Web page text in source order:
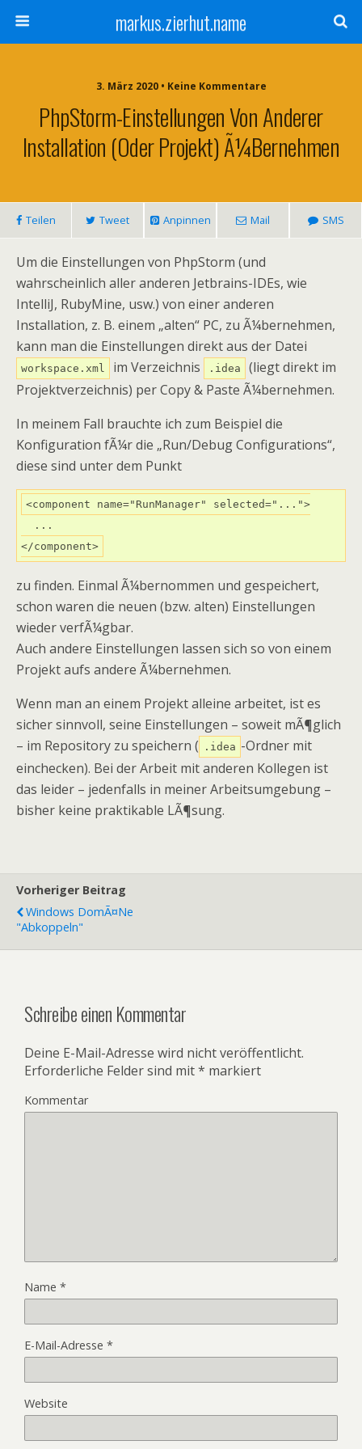
markus.zierhut.name
3. März 2020 • Keine Kommentare
PhpStorm-Einstellungen Von Anderer
Installation (oder Projekt) Ã¼bernehmen
Teilen Tweet Anpinnen Mail SMS
Um die Einstellungen von PhpStorm (und
wahrscheinlich aller anderen Jetbrains-IDEs, wie
IntelliJ, RubyMine, usw.) von einer anderen
Installation, z. B. einem „alten“ PC, zu Ã¼bernehmen,
kann man die Einstellungen direkt aus der Datei
workspace.xml im Verzeichnis .idea
(liegt direkt im
Projektverzeichnis) per Copy & Paste Ã¼bernehmen.
In meinem Fall brauchte ich zum Beispiel die
Konfiguration fÃ¼r die „Run/Debug Configurations“,
diese sind unter dem Punkt
<component name="RunManager" selected="...">
  ...
</component>
zu finden. Einmal Ã¼bernommen und gespeichert,
schon waren die neuen (bzw. alten) Einstellungen
wieder verfÃ¼gbar.
Auch andere Einstellungen lassen sich so von einem
Projekt aufs andere Ã¼bernehmen.
Wenn man an einem Projekt alleine arbeitet, ist es
sicher sinnvoll, seine Einstellungen – soweit mÃ¶glich
– im Repository zu speichern (
.idea -Ordner mit
einchecken). Bei der Arbeit mit anderen Kollegen ist
das leider – jedenfalls in meiner Arbeitsumgebung –
bisher keine praktikable LÃ¶sung.
Vorheriger Beitrag
Windows DomÃ¤ne
"abkoppeln"
Schreibe einen Kommentar
Deine E-Mail-Adresse wird nicht veröffentlicht.
Erforderliche Felder sind mit* markiert
Kommentar
Name *
E-Mail-Adresse *
Website